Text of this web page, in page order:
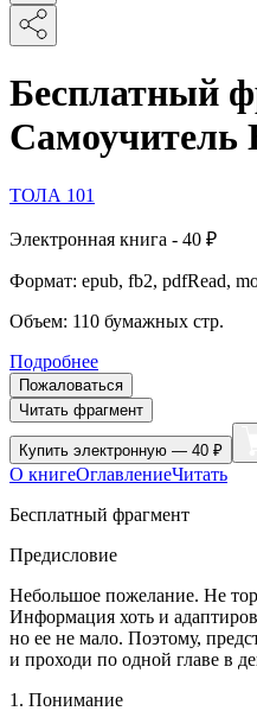
Бесплатный
Самоучитель
ТОЛА 101
Электронная книга - 40 ₽
Формат: epub, fb2, pdfRead,
Объем: 110 бумажных стр.
Подробнее
Пожаловаться
Читать фрагмент
Купить электронную — 40 ₽
О книгеОглавлениеЧитать
Бесплатный фрагмент
Предисловие
Небольшое пожелание. Не
Информация хоть и
но ее не мало. Поэтому,
и проходи по одной главе в
1. Понимание